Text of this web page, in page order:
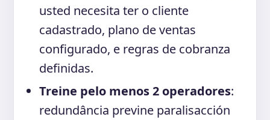
usted necesita ter o cliente
cadastrado, plano de ventas
configurado, e regras de cobranza
definidas.
Treine pelo menos 2 operadores:
redundância previne paralisacción